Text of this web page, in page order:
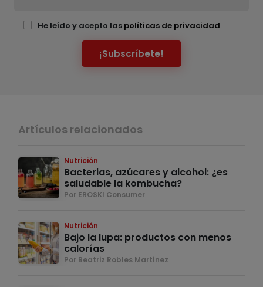
He leído y acepto las políticas de privacidad
¡Subscríbete!
Artículos relacionados
Nutrición
Bacterias, azúcares y alcohol: ¿es
saludable la kombucha?
Por EROSKI Consumer
Nutrición
Bajo la lupa: productos con menos
calorías
Por Beatriz Robles Martínez